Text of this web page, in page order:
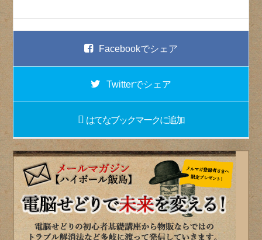
Facebookでシェア
Twitterでシェア
はてなブックマークに追加